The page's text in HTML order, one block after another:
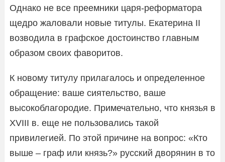
Однако не все преемники царя-реформатора
щедро жаловали новые титулы. Екатерина II
возводила в графское достоинство главным
образом своих фаворитов.
К новому титулу прилагалось и определенное
обращение: ваше сиятельство, ваше
высокоблагородие. Примечательно, что князья в
XVIII в. еще не пользовались такой
привилегией. По этой причине на вопрос: «Кто
выше – граф или князь?» русский дворянин в то